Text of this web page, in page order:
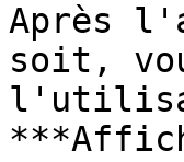
Après
soit,